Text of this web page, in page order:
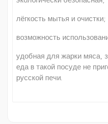
лёгкость мытья и очистки;
возможность
удобная для жарки мяса,
еда в такой посуде не
русской печи.